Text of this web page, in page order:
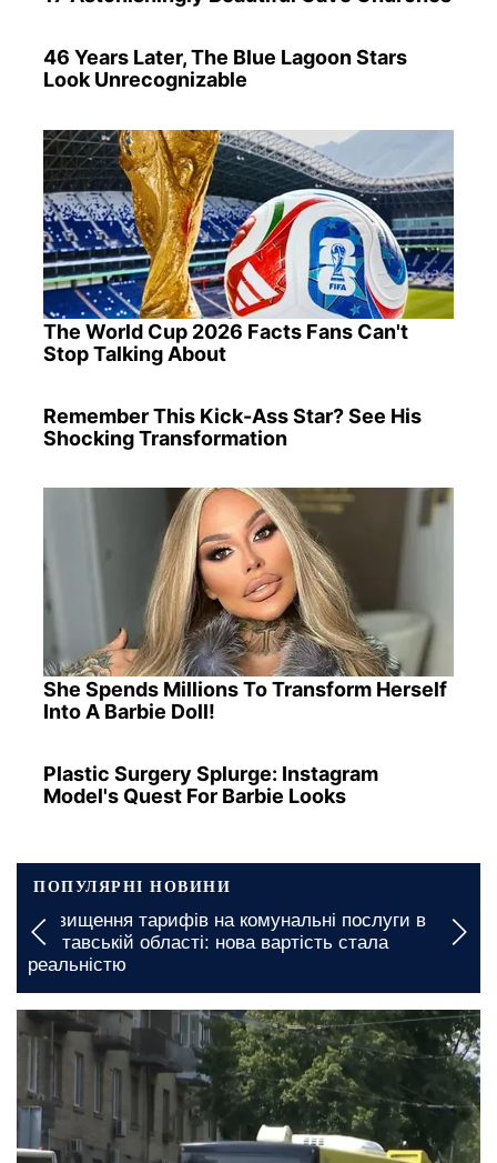
46 Years Later, The Blue Lagoon Stars
Look Unrecognizable
The World Cup 2026 Facts Fans Can't
Stop Talking About
Remember This Kick-Ass Star? See His
Shocking Transformation
She Spends Millions To Transform Herself
Into A Barbie Doll!
Plastic Surgery Splurge: Instagram
Model's Quest For Barbie Looks
ПОПУЛЯРНІ НОВИНИ
Грошова допомога в Одеській області: які
документи необхідні для швидкого отримання
вчора, 23:00